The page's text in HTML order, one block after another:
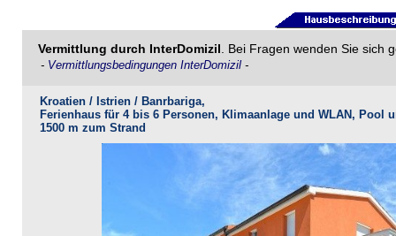
Vermittlung durch InterDomizil . Bei Fragen wenden Sie sich
- Vermittlungsbedingungen InterDomizil -
Kroatien / Istrien / Banrbariga,
Ferienhaus für 4 bis 6 Personen, Klimaanlage und WLAN, Pool
1500 m zum Strand